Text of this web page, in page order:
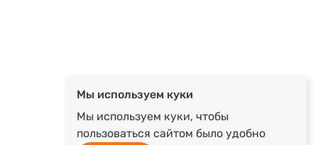
Мы используем куки
Мы используем куки, чтобы
пользоваться сайтом было удобно